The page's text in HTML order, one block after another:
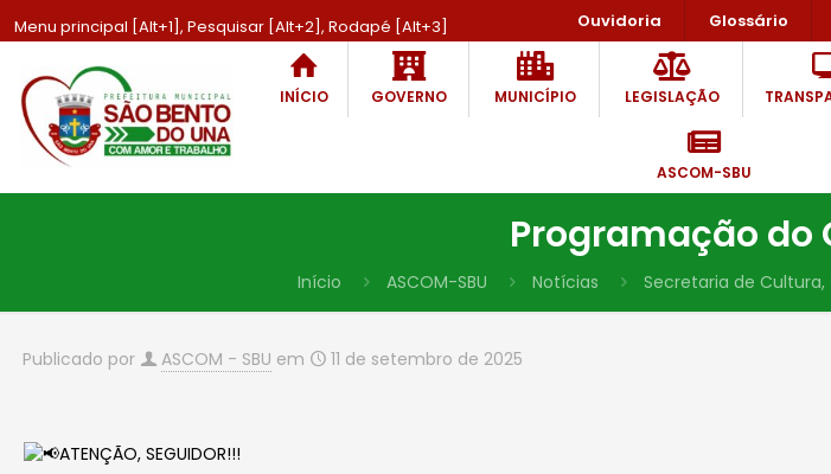
Menu principal [Alt+1], Pesquisar [Alt+2], Rodapé [Alt+3] Ouvidoria Glossário
INÍCIO GOVERNO MUNICÍPIO LEGISLAÇÃO
ASCOM-SBU
Programação do
Início ASCOM-SBU Notícias Secretaria de Cultura,
Publicado por ASCOM - SBU em 11 de setembro de 2025
ATENÇÃO, SEGUIDOR!!!